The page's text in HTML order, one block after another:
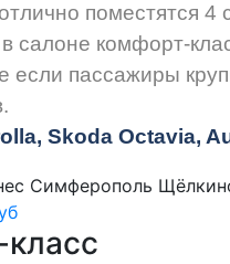
поместятся 4
салоне комфорт-
если пассажиры
Skoda Octavia,